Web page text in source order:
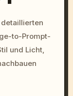
sunset, neon
--v 6.0to-Prompt-
und Licht,